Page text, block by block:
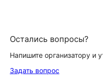
Остались вопросы?
Напишите организатору и
Задать вопрос